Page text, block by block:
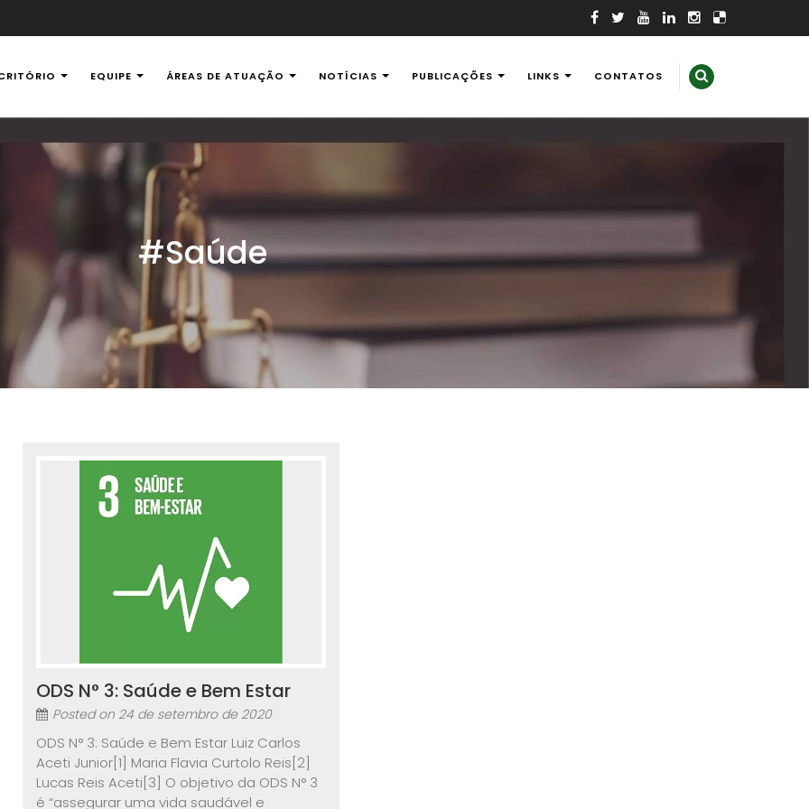
Ambiental
EQUIPE ÁREAS DE ATUAÇÃO NOTÍCIAS PUBLICAÇÕES LINKS CONTATOS
#Saúde
ODS N° 3: Saúde e Bem Estar
Posted on 24 de setembro de 2020
ODS N° 3: Saúde e Bem Estar Luiz Carlos
Aceti Junior[1] Maria Flavia Curtolo Reis[2]
Lucas Reis Aceti[3] O objetivo da ODS N° 3
é “assegurar uma vida saudável e